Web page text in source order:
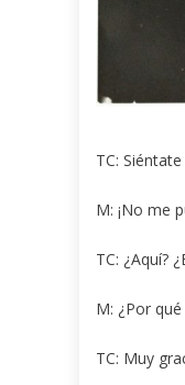
TC:
M: ¡No me
TC: ¿Aquí?
M: ¿Por
TC: Muy